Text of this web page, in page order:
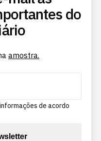
do
amostra.
de acordo